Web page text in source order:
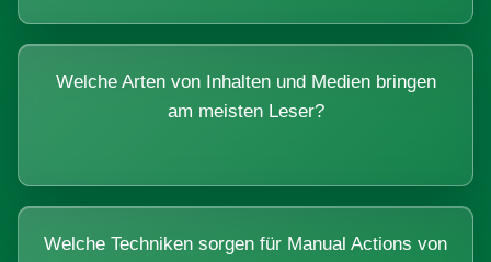
Welche Arten von Inhalten und Medien bringen
am meisten Leser?
Welche Techniken sorgen für Manual Actions von